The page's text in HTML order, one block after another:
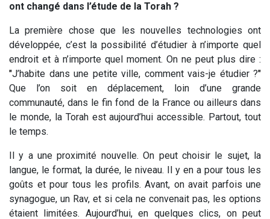
ont changé dans l’étude de la Torah ?
La première chose que les nouvelles technologies ont
développée, c’est la possibilité d’étudier à n’importe quel
endroit et à n’importe quel moment. On ne peut plus dire :
"J’habite dans une petite ville, comment vais-je étudier ?"
Que l’on soit en déplacement, loin d’une grande
communauté, dans le fin fond de la France ou ailleurs dans
le monde, la Torah est aujourd’hui accessible. Partout, tout
le temps.
Il y a une proximité nouvelle. On peut choisir le sujet, la
langue, le format, la durée, le niveau. Il y en a pour tous les
goûts et pour tous les profils. Avant, on avait parfois une
synagogue, un Rav, et si cela ne convenait pas, les options
étaient limitées. Aujourd’hui, en quelques clics, on peut